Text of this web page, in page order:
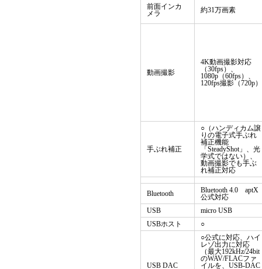
前面インカ
メラ
約31万画素
動画撮影
4K動画撮影対応
（30fps）、
1080p（60fps）、
120fps撮影（720p）
手ぶれ補正
○（ハンディカム譲
りの電子式手ぶれ
補正機能
「SteadyShot」、光
学式ではない）、
動画撮影でも手ぶ
れ補正対応
Bluetooth
Bluetooth 4.0 aptX
公式対応
USB
micro USB
USBホスト
○
USB DAC
○公式に対応、ハイ
レゾ出力に対応
（最大192kHz/24bit
のWAV/FLACファ
イルを、USB-DAC